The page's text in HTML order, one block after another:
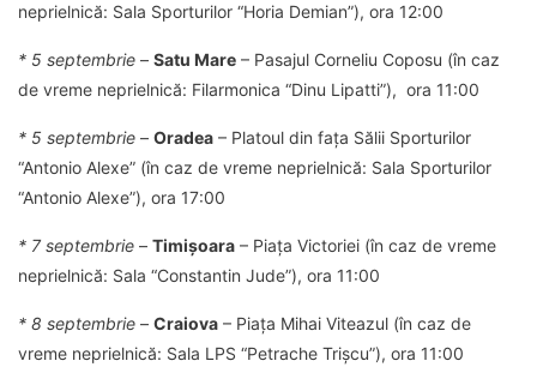
neprielnică: Sala Sporturilor “Horia Demian”), ora 12:00
* 5 septembrie – Satu Mare – Pasajul Corneliu Coposu (în caz
de vreme neprielnică: Filarmonica “Dinu Lipatti”), ora 11:00
* 5 septembrie – Oradea – Platoul din fața Sălii Sporturilor
“Antonio Alexe” (în caz de vreme neprielnică: Sala Sporturilor
“Antonio Alexe”), ora 17:00
* 7 septembrie – Timișoara – Piața Victoriei (în caz de vreme
neprielnică: Sala “Constantin Jude”), ora 11:00
* 8 septembrie – Craiova – Piața Mihai Viteazul (în caz de
vreme neprielnică: Sala LPS “Petrache Trișcu”), ora 11:00